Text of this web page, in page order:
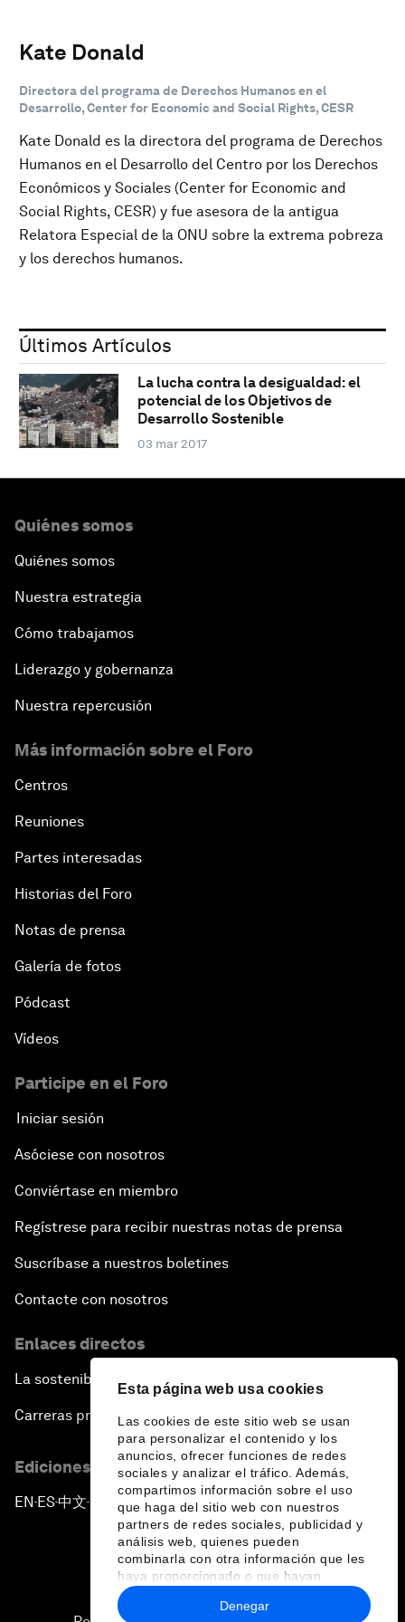
Esta página web usa cookies
Las cookies de este sitio web se usan
para personalizar el contenido y los
anuncios, ofrecer funciones de redes
sociales y analizar el tráfico. Además,
compartimos información sobre el uso
que haga del sitio web con nuestros
partners de redes sociales, publicidad y
análisis web, quienes pueden
combinarla con otra información que les
haya proporcionado o que hayan
recopilado a partir del uso que haya
hecho de sus servicios.
Denegar
Kate Donald
Directora del programa de Derechos Humanos en el
Desarrollo, Center for Economic and Social Rights, CESR
Kate Donald es la directora del programa de Derechos
Humanos en el Desarrollo del Centro por los Derechos
Económicos y Sociales (Center for Economic and
Social Rights, CESR) y fue asesora de la antigua
Relatora Especial de la ONU sobre la extrema pobreza
y los derechos humanos.
Últimos Artículos
La lucha contra la desigualdad: el
potencial de los Objetivos de
Desarrollo Sostenible
03 mar 2017
Quiénes somos
Quiénes somos
Nuestra estrategia
Cómo trabajamos
Liderazgo y gobernanza
Nuestra repercusión
Más información sobre el Foro
Centros
Reuniones
Partes interesadas
Historias del Foro
Notas de prensa
Galería de fotos
Pódcast
Vídeos
Participe en el Foro
Iniciar sesión
Asóciese con nosotros
Conviértase en miembro
Regístrese para recibir nuestras notas de prensa
Suscríbase a nuestros boletines
Contacte con nosotros
Enlaces directos
La sostenibilidad en el Foro
Carreras profesionales
Ediciones en otros idiomas
EN ▪ ES▪中文▪ 日本語